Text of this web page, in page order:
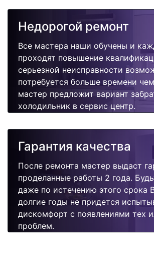
Недорогой ремонт
Все мастера наши обучены и
проходят повышение
серьезной неисправности
потребуется больше времени
мастер предложит вариант
холодильник в сервис центр.
Гарантия качества
После ремонта мастер выдаст
проделанные работы 2 года.
даже по истечению этого срока
долгие годы не придется
дискомфорт с появлениями тех
проблем.